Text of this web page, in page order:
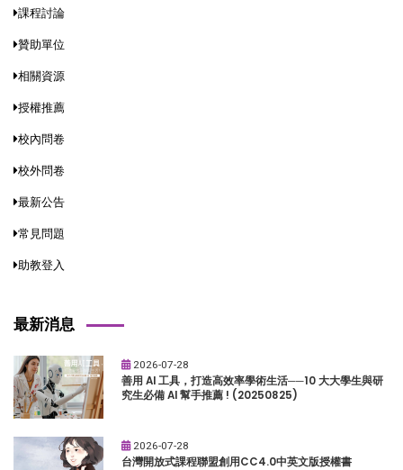
課程討論
贊助單位
相關資源
授權推薦
校內問卷
校外問卷
最新公告
常見問題
助教登入
最新消息
2026-07-28
善用 AI 工具，打造高效率學術生活──10 大大學生與研
究生必備 AI 幫手推薦 ! (20250825)
2026-07-28
台灣開放式課程聯盟創用CC4.0中英文版授權書